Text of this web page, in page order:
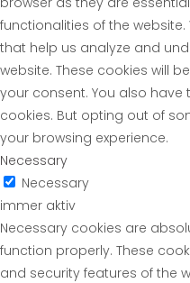
functionalities of the
that help us analyze and
website. These cookies will
your consent. You also
cookies. But opting out of
your browsing experience.
Necessary
Necessary
immer aktiv
Necessary cookies are
function properly. These
and security features of the